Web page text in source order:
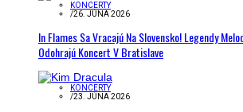
KONCERTY
/26. JÚNA 2026
In Flames Sa Vracajú Na Slovensko! Legendy
Odohrajú Koncert V Bratislave
KONCERTY
/23. JÚNA 2026